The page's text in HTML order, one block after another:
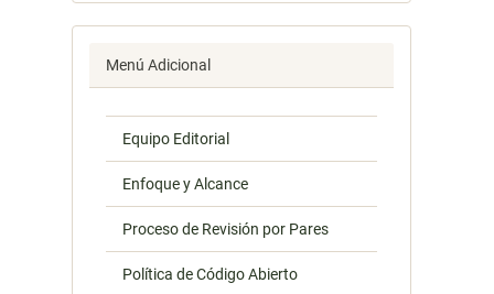
Menú Adicional
Equipo Editorial
Enfoque y Alcance
Proceso de Revisión por Pares
Política de Código Abierto